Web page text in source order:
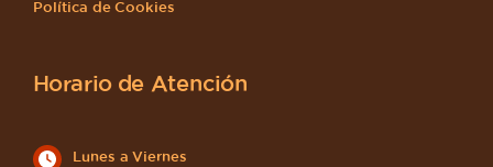
Política de Cookies
Horario de Atención
Lunes a Viernes